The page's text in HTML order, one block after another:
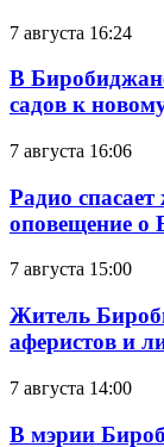
7 августа 16:24
В
садов к
7 августа 16:06
Радио
оповещение
7 августа 15:00
Житель
аферистов и
7 августа 14:00
В мэрии